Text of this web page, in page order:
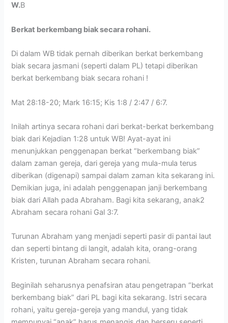
W.B
Berkat berkembang biak secara rohani.
Di dalam WB tidak pernah diberikan berkat berkembang
biak secara jasmani (seperti dalam PL) tetapi diberikan
berkat berkembang biak secara rohani !
Mat 28:18-20; Mark 16:15; Kis 1:8 / 2:47 / 6:7.
Inilah artinya secara rohani dari berkat-berkat berkembang
biak dari Kejadian 1:28 untuk WB! Ayat-ayat ini
menunjukkan penggenapan berkat “berkembang biak”
dalam zaman gereja, dari gereja yang mula-mula terus
diberikan (digenapi) sampai dalam zaman kita sekarang ini.
Demikian juga, ini adalah penggenapan janji berkembang
biak dari Allah pada Abraham. Bagi kita sekarang, anak2
Abraham secara rohani Gal 3:7.
Turunan Abraham yang menjadi seperti pasir di pantai laut
dan seperti bintang di langit, adalah kita, orang-orang
Kristen, turunan Abraham secara rohani.
Beginilah seharusnya penafsiran atau pengetrapan “berkat
berkembang biak” dari PL bagi kita sekarang. Istri secara
rohani, yaitu gereja-gereja yang mandul, yang tidak